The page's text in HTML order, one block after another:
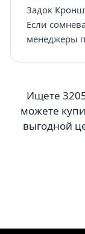
Задок
Если
менеджеры
Ищете
можете
выгодной